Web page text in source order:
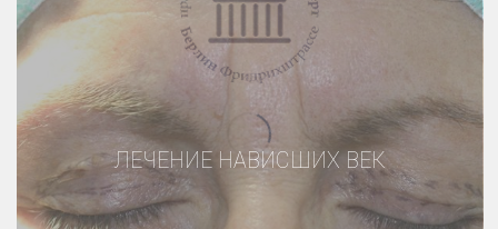
ЛЕЧЕНИЕ НАВИСШИХ ВЕК